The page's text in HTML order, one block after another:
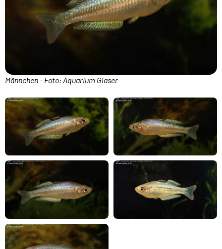
Männchen - Foto: Aquarium Glaser